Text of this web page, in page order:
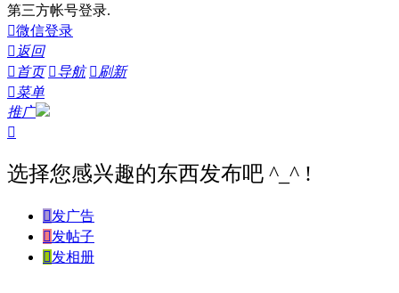
第三方帐号登录.
微信登录
 返回
 首页 导航 刷新
菜单
推广

选择您感兴趣的东西发布吧 ^_^ !
发广告
发帖子
发相册